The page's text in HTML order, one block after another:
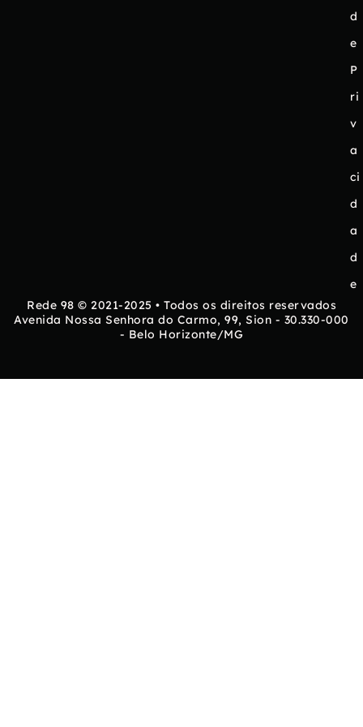
d
e
P
ri
v
a
ci
d
a
d
e
Rede 98 © 2021-2025 • Todos os direitos reservados
Avenida Nossa Senhora do Carmo, 99, Sion - 30.330-000
- Belo Horizonte/MG